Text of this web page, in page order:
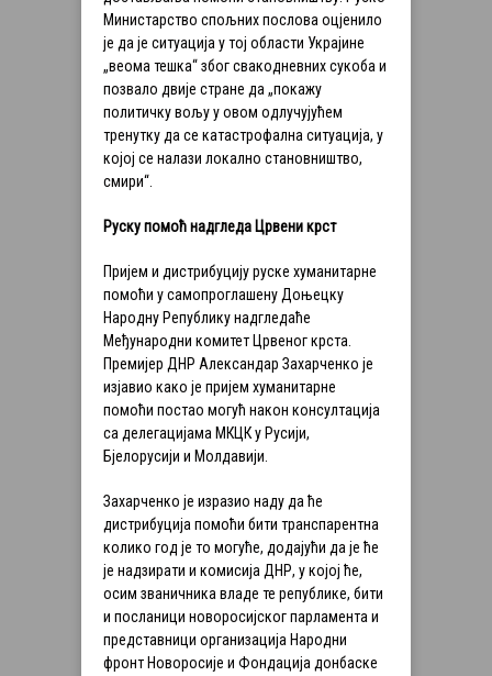
Министарство спољних послова оцјенило
је да је ситуација у тој области Украјине
„веома тешка“ због свакодневних сукоба и
позвало двије стране да „покажу
политичку вољу у овом одлучујућем
тренутку да се катастрофална ситуација, у
којој се налази локално становништво,
смири“.
Руску помоћ надгледа Црвени крст
Пријем и дистрибуцију руске хуманитарне
помоћи у самопроглашену Доњецку
Народну Републику надгледаће
Међународни комитет Црвеног крста.
Премијер ДНР Александар Захарченко је
изјавио како је пријем хуманитарне
помоћи постао могућ након консултација
са делегацијама МКЦК у Русији,
Бјелорусији и Молдавији.
Захарченко је изразио наду да ће
дистрибуција помоћи бити транспарентна
колико год је то могуће, додајући да је ће
је надзирати и комисија ДНР, у којој ће,
осим званичника владе те републике, бити
и посланици новоросијског парламента и
представници организација Народни
фронт Новоросије и Фондација донбаске